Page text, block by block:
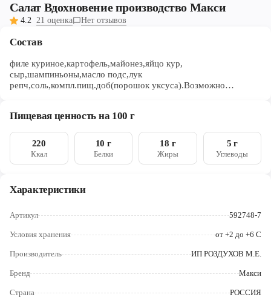
Коряжма
Котлас
Новодвинск
Рыбинск
Череповец
Ярославль
Салат Вдохновение производство Макси
4.2 21 оценка Нет отзывов
Состав
филе куриное,картофель,майонез,яйцо кур,
сыр,шампиньоны,масло подс,лук
репч,соль,компл.пищ.доб(порошок уксуса).Возможно
Пищевая ценность на 100 г
220
Ккал
10 г
Белки
18 г
Жиры
5 г
Углеводы
Характеристики
Артикул 592748-7
Условия хранения от +2 до +6 С
Производитель ИП РОЗДУХОВ М.Е.
Бренд Макси
Страна РОССИЯ